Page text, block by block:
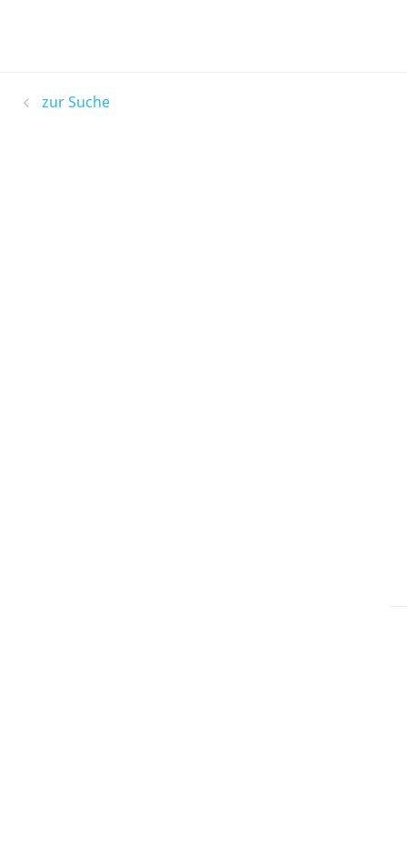
zur Suche